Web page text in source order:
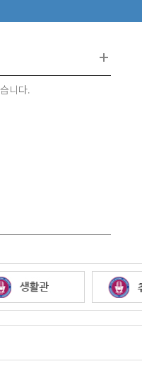
니다.